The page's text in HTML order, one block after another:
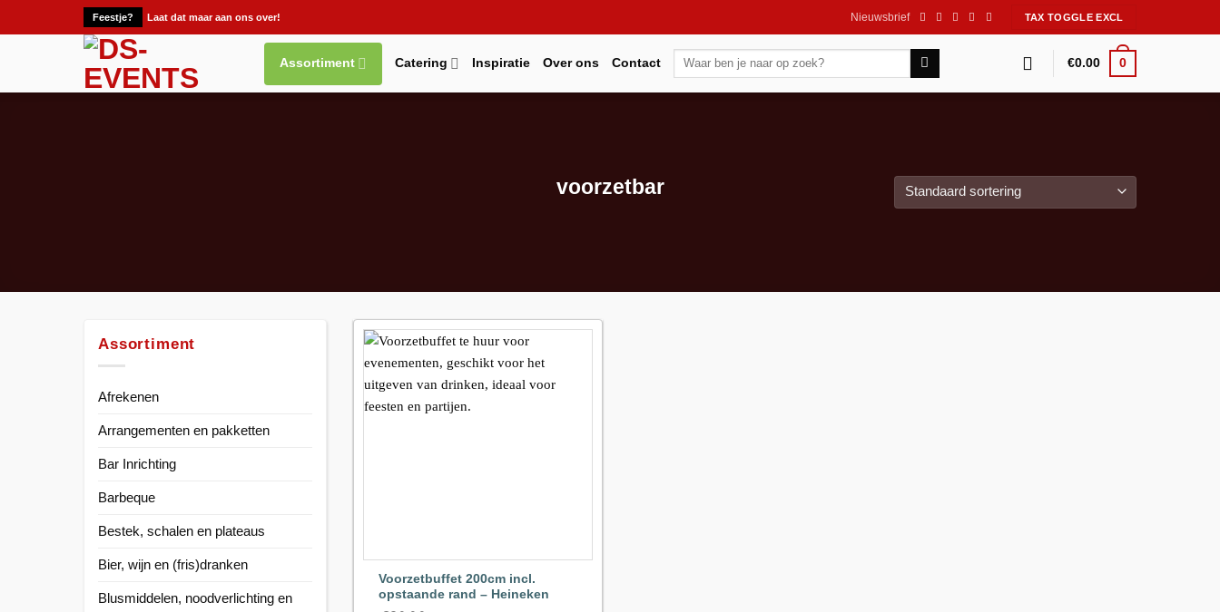
naar
Feestje? Laat dat maar aan ons over! Nieuwsbrief
Assortiment Catering Inspiratie Over ons Contact
Zoeken
€0.00 0
voorzetbar
Assortiment
Afrekenen
Arrangementen en pakketten
Bar Inrichting
Barbeque
Bestek, schalen en plateaus
Bier, wijn en (fris)dranken
Blusmiddelen, noodverlichting en
Voorzetbuffet 200cm incl.
opstaande rand – Heineken